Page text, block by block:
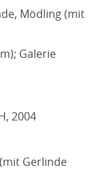
Mödling (mit
Galerie
2004
Gerlinde